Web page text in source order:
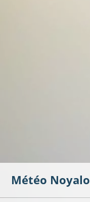
Météo Noyalo